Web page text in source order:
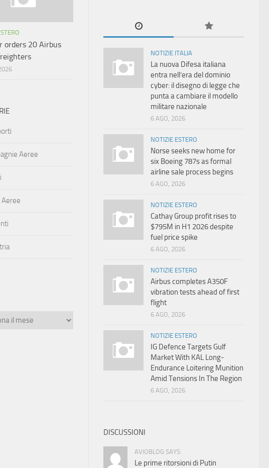
NOTIZIE ITALIA
La nuova Difesa italiana
entra nell’era del dominio
cyber: il disegno di legge che
punta a cambiare il modello
militare nazionale
6 AGO, 2026
NOTIZIE ESTERO
Norse seeks new home for
six Boeing 787s as formal
airline sale process begins
6 AGO, 2026
NOTIZIE ESTERO
Cathay Group profit rises to
$795M in H1 2026 despite
fuel price spike
6 AGO, 2026
NOTIZIE ESTERO
Airbus completes A350F
vibration tests ahead of first
flight
6 AGO, 2026
NOTIZIE ESTERO
IG Defence Targets Gulf
Market With KAL Long-
Endurance Loitering Munition
Amid Tensions In The Region
6 AGO, 2026
DISCUSSIONI
AVIOBLOG SAYS:
Le prime ritorsioni di Putin
orders 20 Airbus
Aeree
Aeree